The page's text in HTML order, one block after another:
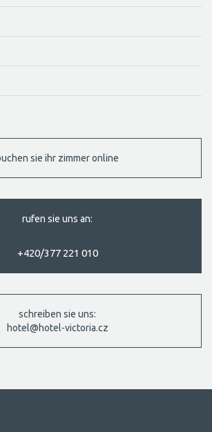
sie ihr zimmer online
rufen sie uns an:
+420/377 221 010
schreiben sie uns:
hotel@hotel-victoria.cz